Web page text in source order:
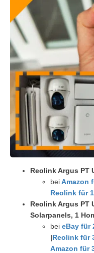
Reolink Argus PT
beiAmazon
Reolink für
Reolink Argus PT
Solarpanels, 1
bei eBay für
|Reolink für
Amazon für